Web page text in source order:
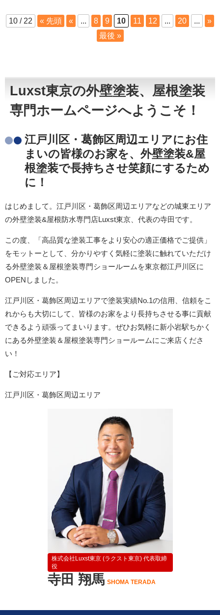
10 / 22 « 先頭 « ... 8 9 10 11 12 ... 20 ...
»
最後 »
Luxst東京の外壁塗装、屋根塗装
専門ホームページへようこそ！
江戸川区・葛飾区周辺エリアにお住
まいの皆様のお家を、外壁塗装&屋
根塗装で長持ちさせ笑顔にするため
に！
はじめまして。江戸川区・葛飾区周辺エリアなどの城東エリア
の外壁塗装&屋根防水専門店Luxst東京、代表の寺田です。
この度、「高品質な塗装工事をより安心の適正価格でご提供」
をモットーとして、分かりやすく気軽に塗装に触れていただけ
る外壁塗装＆屋根塗装専門ショールームを東京都江戸川区に
OPENしました。
江戸川区・葛飾区周辺エリアで塗装実績No.1の信用、信頼をこ
れからも大切にして、皆様のお家をより長持ちさせる事に貢献
できるよう頑張ってまいります。ぜひお気軽に新小岩駅ちかく
にある外壁塗装＆屋根塗装専門ショールームにご来店くださ
い！
【ご対応エリア】
江戸川区・葛飾区周辺エリア
株式会社Luxst東京 (ラクスト東京) 代表取締
役
寺田 翔馬 SHOMA TERADA